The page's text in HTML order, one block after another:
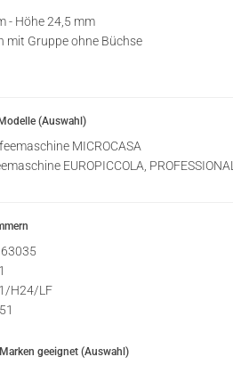
- Höhe 24,5 mm
mit Gruppe ohne Büchse
(Auswahl)
MICROCASA
EUROPICCOLA, PROFESSIONAL
H24/LF
geeignet (Auswahl)